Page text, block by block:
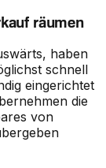
räumen
haben
schnell
eingerichtet
die
von